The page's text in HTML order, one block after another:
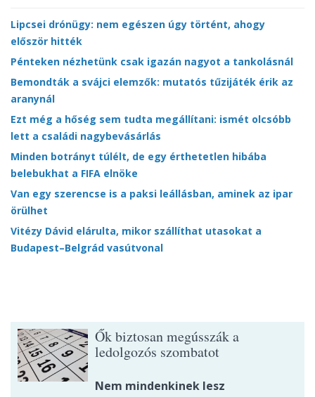
Lipcsei drónügy: nem egészen úgy történt, ahogy
először hitték
Pénteken nézhetünk csak igazán nagyot a tankolásnál
Bemondták a svájci elemzők: mutatós tűzijáték érik az
aranynál
Ezt még a hőség sem tudta megállítani: ismét olcsóbb
lett a családi nagybevásárlás
Minden botrányt túlélt, de egy érthetetlen hibába
belebukhat a FIFA elnöke
Van egy szerencse is a paksi leállásban, aminek az ipar
örülhet
Vitézy Dávid elárulta, mikor szállíthat utasokat a
Budapest–Belgrád vasútvonal
Ők biztosan megússzák a
ledolgozós szombatot
Nem mindenkinek lesz